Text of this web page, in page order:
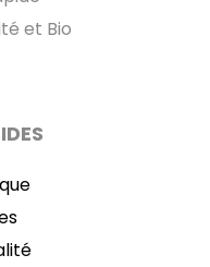
et Bio